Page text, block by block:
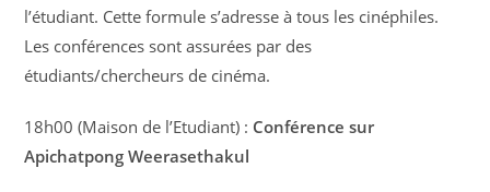
l’étudiant. Cette formule s’adresse à tous les cinéphiles.
Les conférences sont assurées par des
étudiants/chercheurs de cinéma.
18h00 (Maison de l’Etudiant) : Conférence sur
Apichatpong Weerasethakul